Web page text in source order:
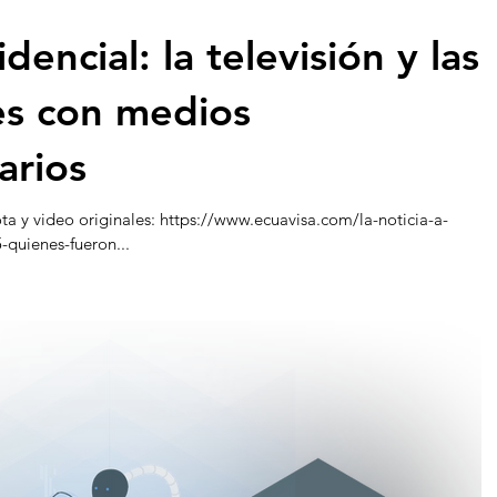
la televisión y las
con medios
y video originales: https://www.ecuavisa.com/la-noticia-a-
fueron...